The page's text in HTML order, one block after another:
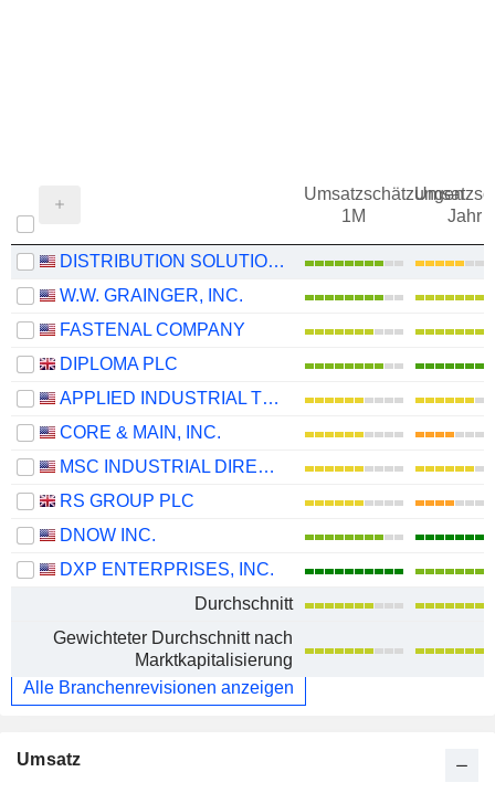
Umsatzschätzungen
1M
Jahr
DISTRIBUTION SOLUTIONS GROUP, INC.
W.W. GRAINGER, INC.
FASTENAL COMPANY
DIPLOMA PLC
APPLIED INDUSTRIAL TECHNOLOGIES, INC.
CORE & MAIN, INC.
MSC INDUSTRIAL DIRECT CO., INC.
RS GROUP PLC
DNOW INC.
DXP ENTERPRISES, INC.
Durchschnitt
Gewichteter Durchschnitt nach
Marktkapitalisierung
Alle Branchenrevisionen anzeigen
Umsatz